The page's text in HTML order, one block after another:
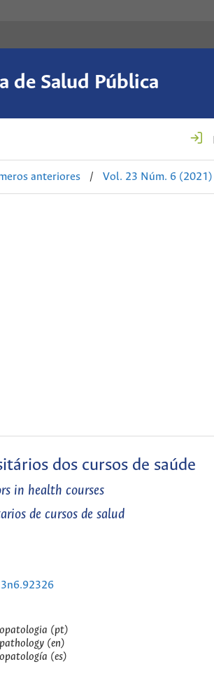
de Salud Pública
anteriores / Vol. 23 Núm. 6 (2021)
dos cursos de saúde
in health courses
de cursos de salud
(pt)
(en)
(es)